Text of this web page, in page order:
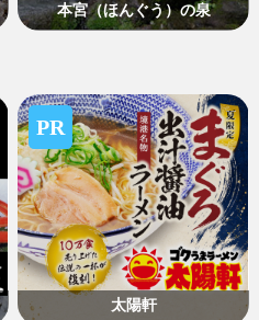
本宮（ほんぐう）の泉
PR
太陽軒